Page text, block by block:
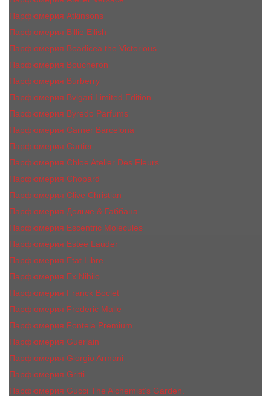
Парфюмерия Atkinsons
Парфюмерия Billie Eilish
Парфюмерия Boadicea the Victorious
Парфюмерия Boucheron
Парфюмерия Burberry
Парфюмерия Bvlgari Limited Edition
Парфюмерия Byredo Parfums
Парфюмерия Carner Barcelona
Парфюмерия Cartier
Парфюмерия Chloe Atelier Des Fleurs
Парфюмерия Сhopard
Парфюмерия Clive Christian
Парфюмерия Дольче & Габбана
Парфюмерия Escentric Molecules
Парфюмерия Estee Lаudеr
Парфюмерия Etat Libre
Парфюмерия Ex Nihilo
Парфюмерия Franck Boclet
Парфюмерия Frеderic Mаlle
Парфюмерия Fontela Premium
Парфюмерия Guerlain
Парфюмерия Giorgio Armani
Парфюмерия Gritti
Парфюмерия Gucci The Alchemist’s Garden.